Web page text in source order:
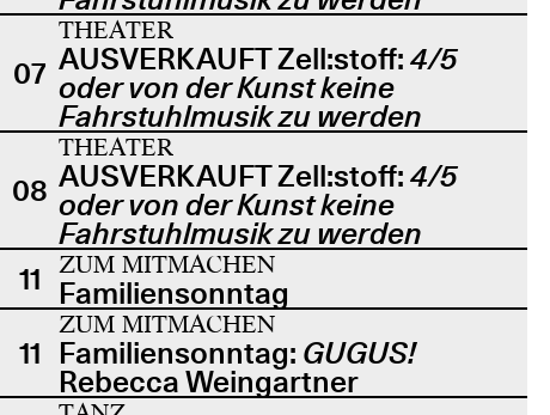
07
THEATER
AUSVERKAUFT Zell:stoff: 4/5
oder von der Kunst keine
Fahrstuhlmusik zu werden
08
THEATER
AUSVERKAUFT Zell:stoff: 4/5
oder von der Kunst keine
Fahrstuhlmusik zu werden
11
ZUM MITMACHEN
Familiensonntag
11
ZUM MITMACHEN
Familiensonntag: GUGUS!
Rebecca Weingartner